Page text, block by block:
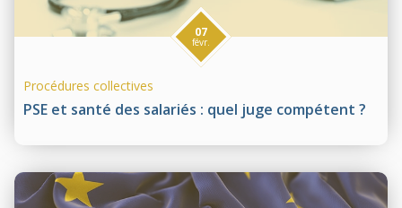
PSE et santé des salariés : quel juge compétent ?
07
févr.
Procédures collectives